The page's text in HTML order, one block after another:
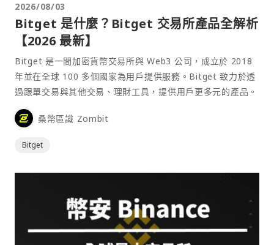
2026/08/03
Bitget 是什麼？Bitget 交易所產品全解析
【2026 最新】
Bitget 是一間加密貨幣交易所與 Web3 公司，成立於 2018
年並在全球 100 多個國家為用戶提供服務。Bitget 致力於透
過跟單交易與其他交易、理財工具，提供用戶更多元的產品。
桑幣區識 Zombit
Bitget